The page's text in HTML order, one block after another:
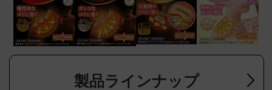
製品ラインナップ